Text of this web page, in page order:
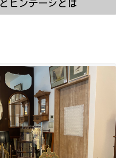
ビンテージとは